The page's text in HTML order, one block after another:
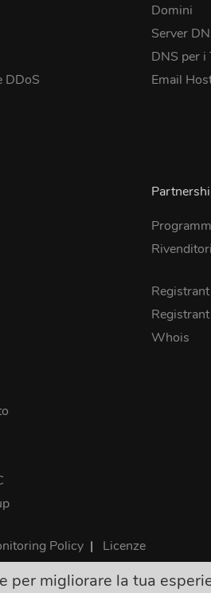
DDoS
Domini
Server
DNS per i
Email
Rivenditori
Whois
Policy | Licenze
per migliorare la tua